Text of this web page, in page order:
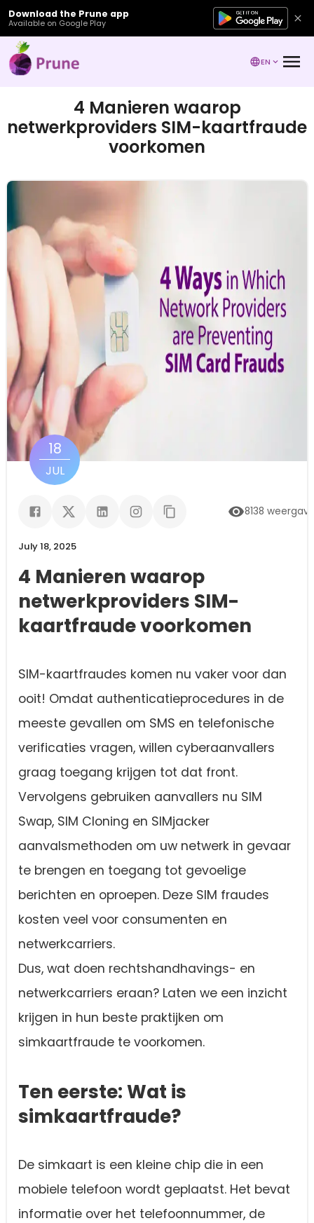
Download the Prune app
Available on Google Play
EN
4 Manieren waarop
netwerkproviders SIM-kaartfraude
voorkomen
18
JUL
8138
July 18, 2025
4 Manieren waarop
netwerkproviders SIM-
kaartfraude voorkomen
SIM-kaartfraudes komen nu vaker voor dan
ooit! Omdat authenticatieprocedures in de
meeste gevallen om SMS en telefonische
verificaties vragen, willen cyberaanvallers
graag toegang krijgen tot dat front.
Vervolgens gebruiken aanvallers nu SIM
Swap, SIM Cloning en SIMjacker
aanvalsmethoden om uw netwerk in gevaar
te brengen en toegang tot gevoelige
berichten en oproepen. Deze SIM fraudes
kosten veel voor consumenten en
netwerkcarriers.
Dus, wat doen rechtshandhavings- en
netwerkcarriers eraan? Laten we een inzicht
krijgen in hun beste praktijken om
simkaartfraude te voorkomen.
Ten eerste: Wat is
simkaartfraude?
De simkaart is een kleine chip die in een
mobiele telefoon wordt geplaatst. Het bevat
informatie over het telefoonnummer, de